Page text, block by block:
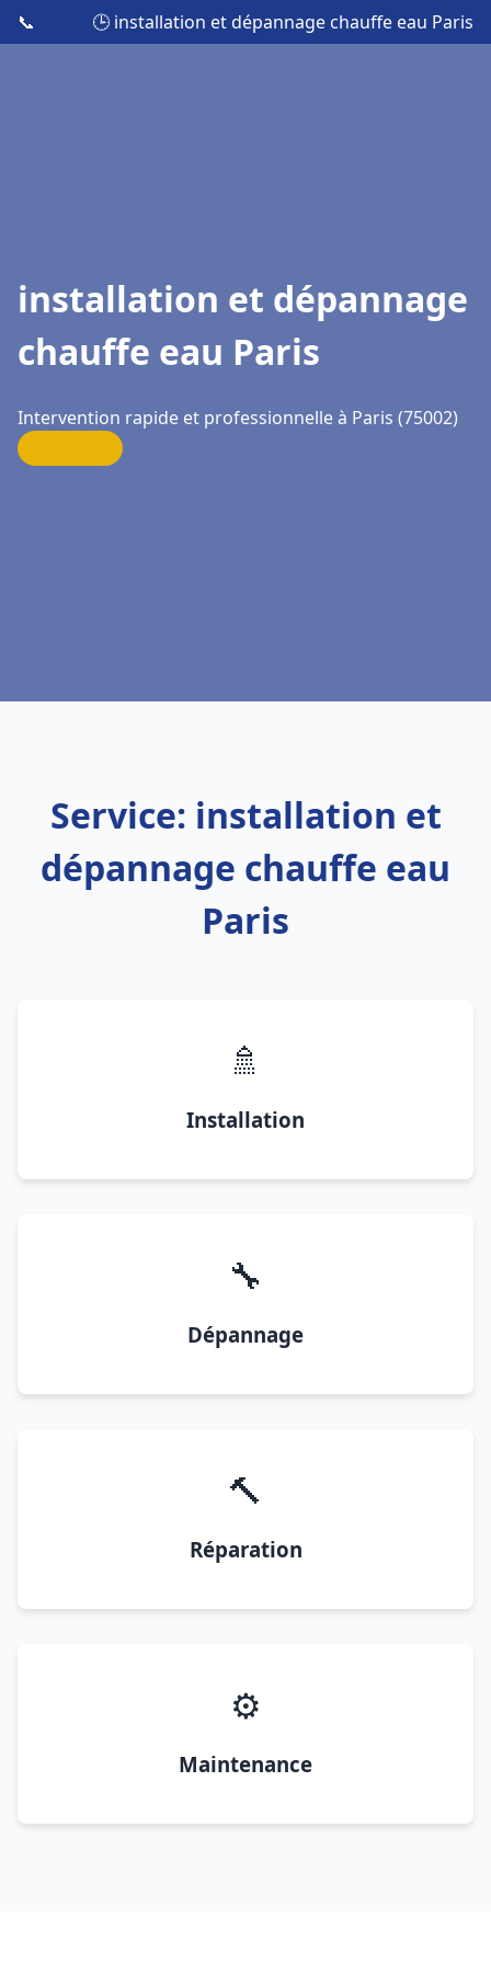
📞 🕒 installation et dépannage chauffe eau Paris
installation et dépannage
chauffe eau Paris
Intervention rapide et professionnelle à Paris (75002)
Service: installation et
dépannage chauffe eau
Paris
🚿
Installation
🔧
Dépannage
🔨
Réparation
⚙️
Maintenance